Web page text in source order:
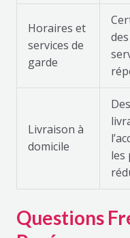
Horaires et
services de
garde
Livraison à
domicile
les
Questions